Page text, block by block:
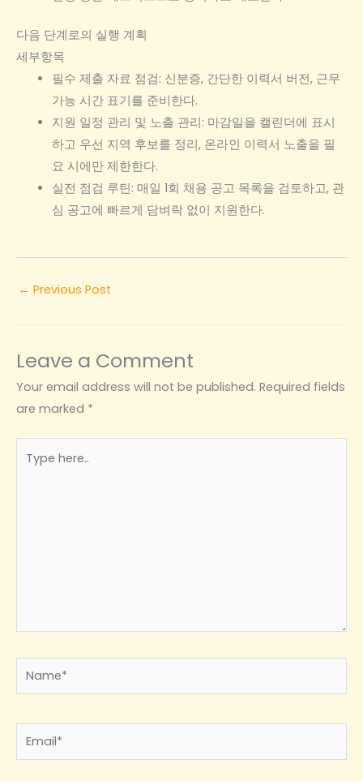
다음 단계로의 실행 계획
세부항목
필수 제출 자료 점검: 신분증, 간단한 이력서 버전, 근무
가능 시간 표기를 준비한다.
지원 일정 관리 및 노출 관리: 마감일을 캘린더에 표시
하고 우선 지역 후보를 정리, 온라인 이력서 노출을 필
요 시에만 제한한다.
실전 점검 루틴: 매일 1회 채용 공고 목록을 검토하고, 관
심 공고에 빠르게 담벼락 없이 지원한다.
← Previous Post
Leave a Comment
Your email address will not be published. Required fields
are marked *
here..
Name*